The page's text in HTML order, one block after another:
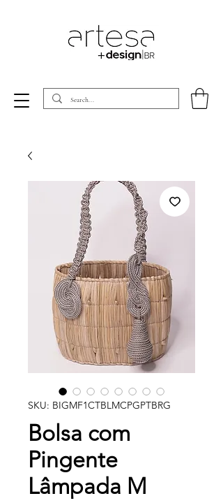
SKU: BIGMF1CTBLMCPGPTBRG
Bolsa com
Pingente
Lâmpada M